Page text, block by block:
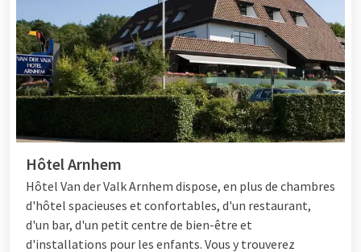
Hôtel Arnhem
Hôtel Van der Valk Arnhem dispose, en plus de chambres
d'hôtel spacieuses et confortables, d'un restaurant,
d'un bar, d'un petit centre de bien-être et
d'installations pour les enfants. Vous y trouverez